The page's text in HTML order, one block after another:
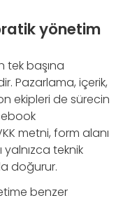
yönetim
tek başına
Pazarlama, içerik,
ekipleri de sürecin
metni, form alanı
teknik
doğurur.
benzer